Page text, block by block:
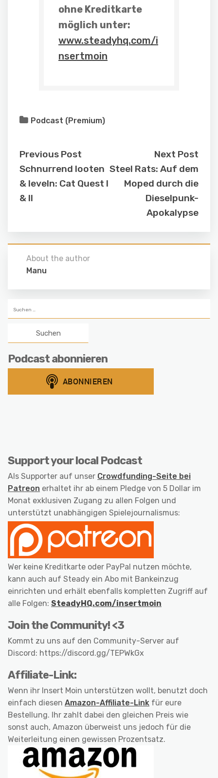
ohne Kreditkarte
möglich unter:
www.steadyhq.com/i
nsertmoin
Podcast (Premium)
Previous Post
Schnurrend looten
& leveln: Cat Quest I
& II
Next Post
Steel Rats: Auf dem
Moped durch die
Dieselpunk-
Apokalypse
About the author
Manu
nach:
Podcast abonnieren
Support your local Podcast
Als Supporter auf unser Crowdfunding-Seite bei
Patreon erhaltet ihr ab einem Pledge von 5 Dollar im
Monat exklusiven Zugang zu allen Folgen und
unterstützt unabhängigen Spielejournalismus:
Wer keine Kreditkarte oder PayPal nutzen möchte,
kann auch auf Steady ein Abo mit Bankeinzug
einrichten und erhält ebenfalls kompletten Zugriff auf
alle Folgen: SteadyHQ.com/insertmoin
Join the Community! <3
Kommt zu uns auf den Community-Server auf
Discord: https://discord.gg/TEPWkGx
Affiliate-Link:
Wenn ihr Insert Moin unterstützen wollt, benutzt doch
einfach diesen Amazon-Affiliate-Link für eure
Bestellung. Ihr zahlt dabei den gleichen Preis wie
sonst auch, Amazon überweist uns jedoch für die
Weiterleitung einen gewissen Prozentsatz.